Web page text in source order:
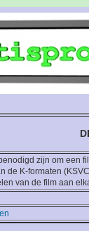
zijn om een
de K-formaten
van de film aan